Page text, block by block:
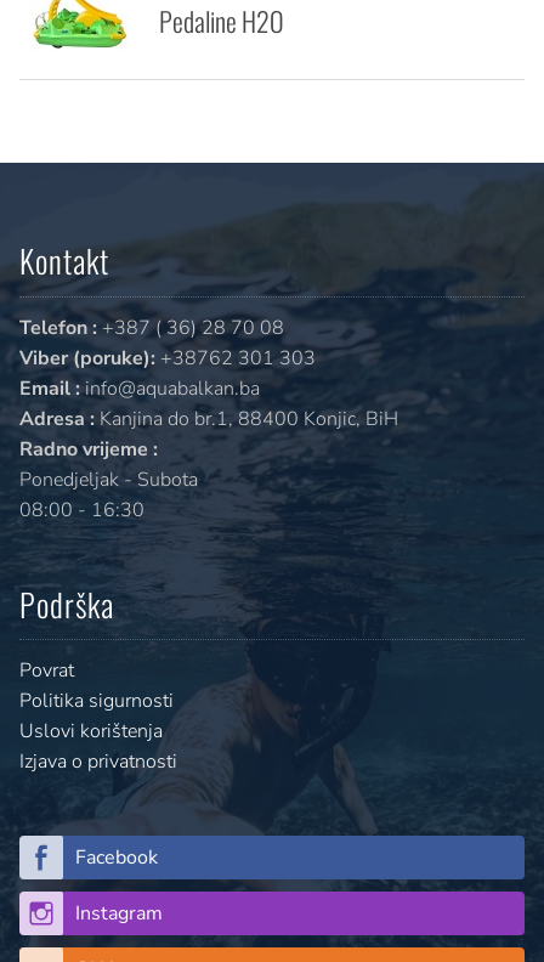
Pedaline H2O
Kontakt
Telefon : +387 ( 36) 28 70 08
Viber (poruke): +38762 301 303
Email :info@aquabalkan.ba
Adresa : Kanjina do br.1, 88400 Konjic, BiH
Radno vrijeme :
Ponedjeljak - Subota
08:00 - 16:30
Podrška
Povrat
Politika sigurnosti
Uslovi korištenja
Izjava o privatnosti
Facebook
Instagram